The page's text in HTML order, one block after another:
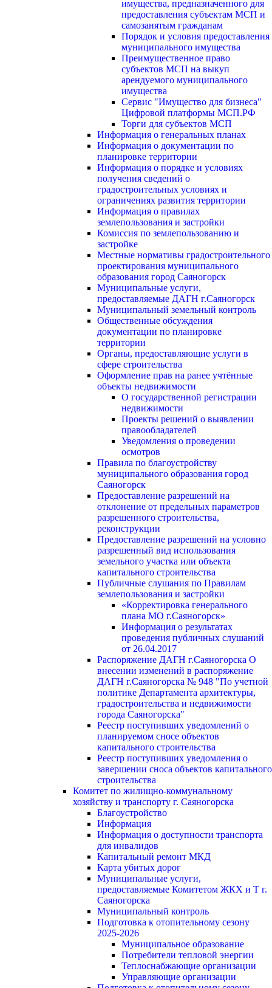
имущества, предназначенного для
предоставления субъектам МСП и
самозанятым гражданам
Порядок и условия предоставления
муниципального имущества
Преимущественное право
субъектов МСП на выкуп
арендуемого муниципального
имущества
Сервис "Имущество для бизнеса"
Цифровой платформы МСП.РФ
Торги для субъектов МСП
Информация о генеральных планах
Информация о документации по
планировке территории
Информация о порядке и условиях
получения сведений о
градостроительных условиях и
ограничениях развития территории
Информация о правилах
землепользования и застройки
Комиссия по землепользованию и
застройке
Местные нормативы градостроительного
проектирования муниципального
образования город Саяногорск
Муниципальные услуги,
предоставляемые ДАГН г.Саяногорск
Муниципальный земельный контроль
Общественные обсуждения
документации по планировке
территории
Органы, предоставляющие услуги в
сфере строительства
Оформление прав на ранее учтённые
объекты недвижимости
О государственной регистрации
недвижимости
Проекты решений о выявлении
правообладателей
Уведомления о проведении
осмотров
Правила по благоустройству
муниципального образования город
Саяногорск
Предоставление разрешений на
отклонение от предельных параметров
разрешенного строительства,
реконструкции
Предоставление разрешений на условно
разрешенный вид использования
земельного участка или объекта
капитального строительства
Публичные слушания по Правилам
землепользования и застройки
«Корректировка генерального
плана МО г.Саяногорск»
Информация о результатах
проведения публичных слушаний
от 26.04.2017
Распоряжение ДАГН г.Саяногорска О
внесении изменений в распоряжение
ДАГН г.Саяногорска № 948 "По учетной
политике Департамента архитектуры,
градостроительства и недвижимости
города Саяногорска"
Реестр поступивших уведомлений о
планируемом сносе объектов
капитального строительства
Реестр поступивших уведомления о
завершении сноса объектов капитального
строительства
Комитет по жилищно-коммунальному
хозяйству и транспорту г. Саяногорска
Благоустройство
Информация
Информация о доступности транспорта
для инвалидов
Капитальный ремонт МКД
Карта убитых дорог
Муниципальные услуги,
предоставляемые Комитетом ЖКХ и Т г.
Саяногорска
Муниципальный контроль
Подготовка к отопительному сезону
2025-2026
Муниципальное образование
Потребители тепловой энергии
Теплоснабжающие организации
Управляющие организации